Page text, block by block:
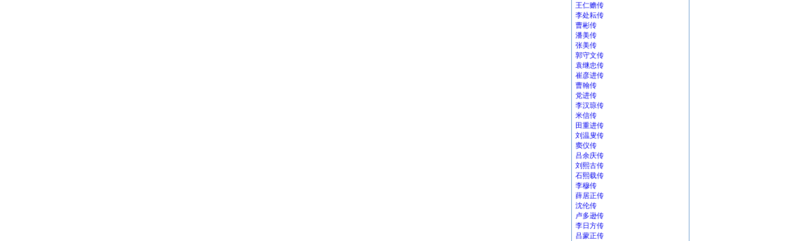
王仁赡传
李处耘传
曹彬传
潘美传
张美传
郭守文传
袁继忠传
崔彦进传
曹翰传
党进传
李汉琼传
米信传
田重进传
刘温叟传
窦仪传
吕余庆传
刘熙古传
石熙载传
李穆传
薛居正传
沈伦传
卢多逊传
李日方传
吕蒙正传